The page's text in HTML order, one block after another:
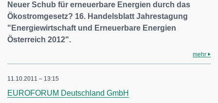
Neuer Schub für erneuerbare Energien durch das
Ökostromgesetz? 16. Handelsblatt Jahrestagung
"Energiewirtschaft und Erneuerbare Energien
Österreich 2012".
mehr
11.10.2011 – 13:15
EUROFORUM Deutschland GmbH